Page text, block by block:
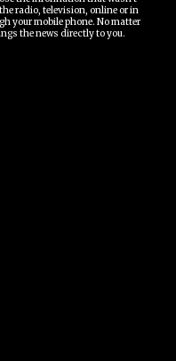
radio, television, online or in
your mobile phone. No matter
the news directly to you.